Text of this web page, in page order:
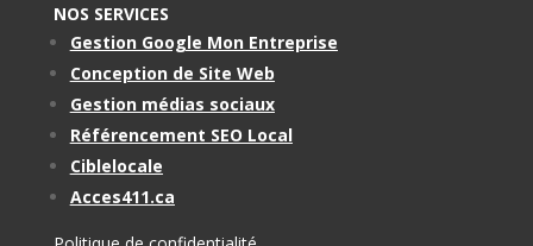
NOS SERVICES
Gestion Google Mon Entreprise
Conception de Site Web
Gestion médias sociaux
Référencement SEO Local
Ciblelocale
Acces411.ca